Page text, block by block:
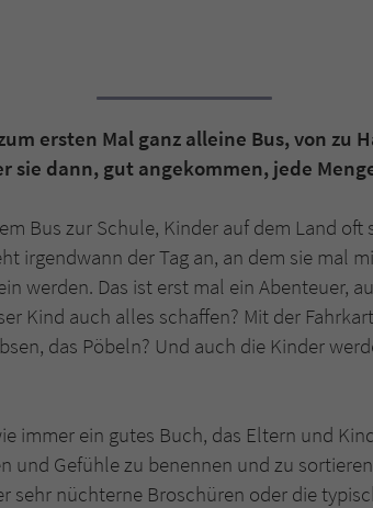
ersten Mal ganz alleine Bus, von zu
sie dann, gut angekommen, jede
Bus zur Schule, Kinder auf dem Land
irgendwann der Tag an, an dem sie mal
werden. Das ist erst mal ein Abenteuer,
Kind auch alles schaffen? Mit der
das Pöbeln? Und auch die Kinder
immer ein gutes Buch, das Eltern und
und Gefühle zu benennen und zu
sehr nüchterne Broschüren oder die
Anbieter
Laufzeit 1 Jahr
Name fe_typo_user
Anbieter Literatur-Couch
Zweck
Dieses
Webseite mit
den
überprüfen.